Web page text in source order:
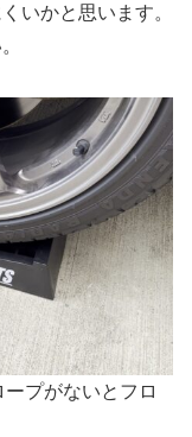
いかと思います。
プがないとフロ